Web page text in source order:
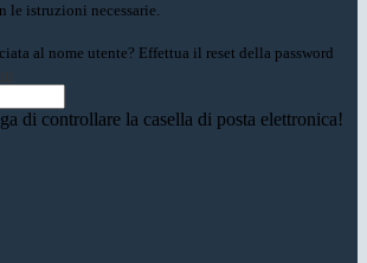
istruzioni necessarie.
al nome utente? Effettua il reset della password
di controllare la casella di posta elettronica!